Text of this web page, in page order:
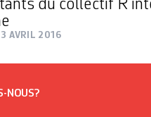
du collectif R
AVRIL 2016
NOUS?